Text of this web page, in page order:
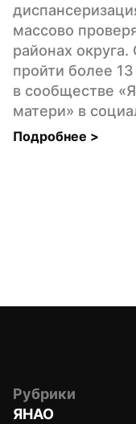
массово
районах
пройти более
в сообществе
матери» в
Подробнее >
Рубрики
ЯНАО